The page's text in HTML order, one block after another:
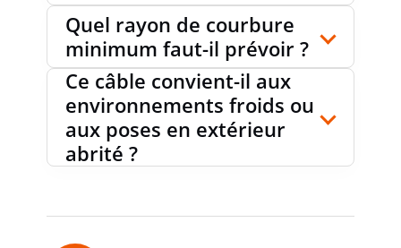
RAYON DE COURBURE MIN. (X *
DIAMÈTRE)
LONGUEUR ROULEAU/BOBINE 500 m
Quel rayon de courbure
minimum faut-il prévoir ?
Ce câble convient-il aux
environnements froids ou
aux poses en extérieur
abrité ?